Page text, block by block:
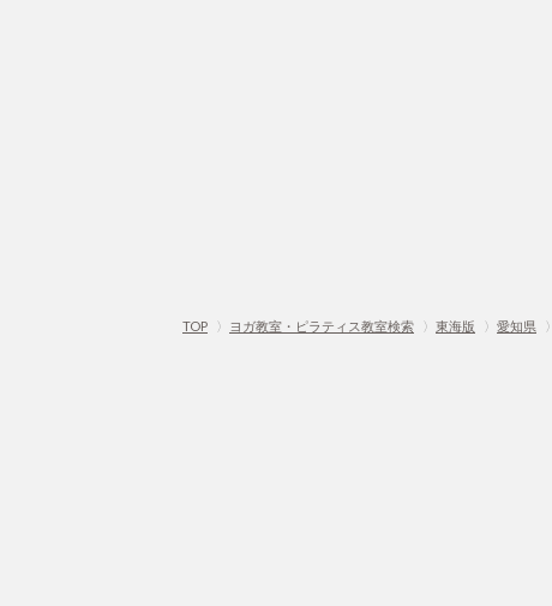
TOP 〉 ヨガ教室・ピラティス教室検索 〉 東海版 〉 愛知県 〉